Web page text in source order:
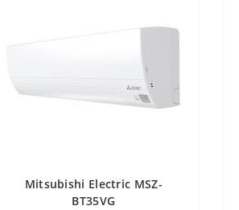
Mitsubishi Electric MSZ-
BT35VG